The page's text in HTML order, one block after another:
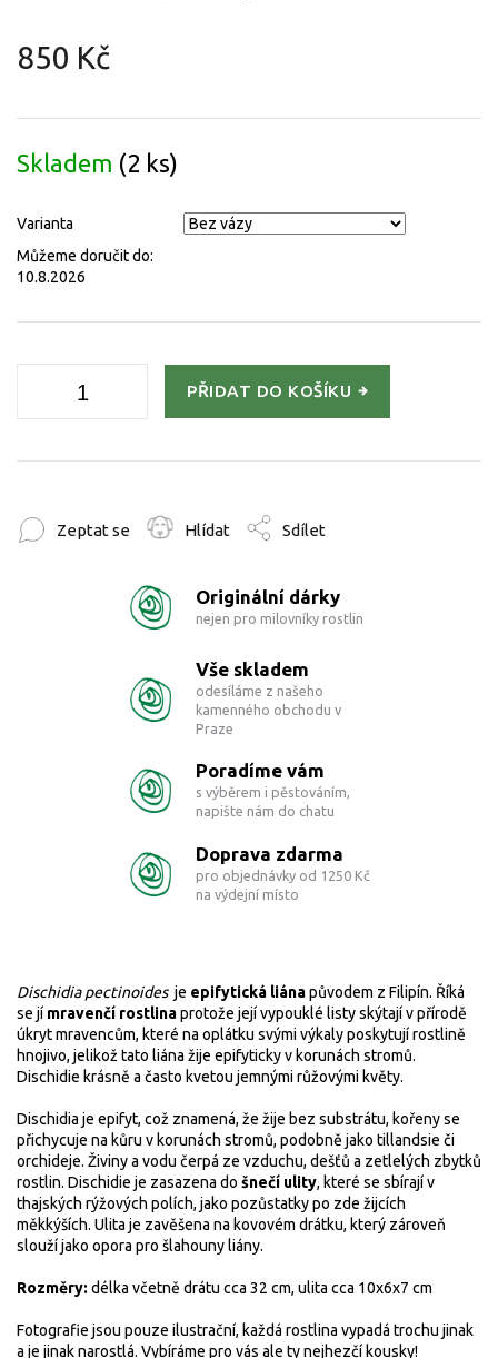
850 Kč
cena:
Skladem (2 ks)
Varianta
Můžeme doručit do:
10.8.2026
PŘIDAT DO KOŠÍKU
Zeptat se Hlídat Sdílet
Originální dárky
nejen pro milovníky rostlin
Vše skladem
odesíláme z našeho
kamenného obchodu v
Praze
Poradíme vám
s výběrem i pěstováním,
napište nám do chatu
Doprava zdarma
pro objednávky od 1250 Kč
na výdejní místo
Dischidia pectinoides je epifytická liánapůvodem z Filipín. Říká
se jí mravenčí rostlinaprotože její vypouklé listy skýtají v přírodě
úkryt mravencům, které na oplátku svými výkaly poskytují rostlině
hnojivo, jelikož tato liána žije epifyticky v korunách stromů.
Dischidie krásně a často kvetou jemnými růžovými květy.
Dischidia je epifyt, což znamená, že žije bez substrátu, kořeny se
přichycuje na kůru v korunách stromů, podobně jako tillandsie či
orchideje. Živiny a vodu čerpá ze vzduchu, dešťů a zetlelých zbytků
rostlin. Dischidie je zasazena do šnečí ulity, které se sbírají v
thajských rýžových polích, jako pozůstatky po zde žijcích
měkkýších. Ulita je zavěšena na kovovém drátku, který zároveň
slouží jako opora pro šlahouny liány.
Rozměry: délka včetně drátu cca 32 cm, ulita cca 10x6x7 cm
Fotografie jsou pouze ilustrační, každá rostlina vypadá trochu jinak
a je jinak narostlá. Vybíráme pro vás ale ty nejhezčí kousky!